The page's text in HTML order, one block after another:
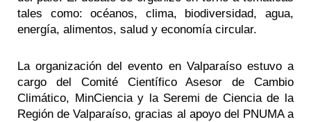
tales como: océanos, clima, biodiversidad, agua,
energía, alimentos, salud y economía circular.
La organización del evento en Valparaíso estuvo a
cargo del Comité Científico Asesor de Cambio
Climático, MinCiencia y la Seremi de Ciencia de la
Región de Valparaíso, gracias al apoyo del PNUMA a